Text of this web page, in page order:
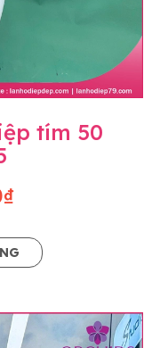
tím 50